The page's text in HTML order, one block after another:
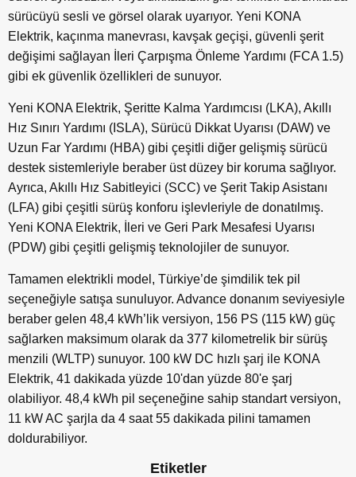
sürücüyü sesli ve görsel olarak uyarıyor. Yeni KONA
Elektrik, kaçınma manevrası, kavşak geçişi, güvenli şerit
değişimi sağlayan İleri Çarpışma Önleme Yardımı (FCA 1.5)
gibi ek güvenlik özellikleri de sunuyor.
Yeni KONA Elektrik, Şeritte Kalma Yardımcısı (LKA), Akıllı
Hız Sınırı Yardımı (ISLA), Sürücü Dikkat Uyarısı (DAW) ve
Uzun Far Yardımı (HBA) gibi çeşitli diğer gelişmiş sürücü
destek sistemleriyle beraber üst düzey bir koruma sağlıyor.
Ayrıca, Akıllı Hız Sabitleyici (SCC) ve Şerit Takip Asistanı
(LFA) gibi çeşitli sürüş konforu işlevleriyle de donatılmış.
Yeni KONA Elektrik, İleri ve Geri Park Mesafesi Uyarısı
(PDW) gibi çeşitli gelişmiş teknolojiler de sunuyor.
Tamamen elektrikli model, Türkiye’de şimdilik tek pil
seçeneğiyle satışa sunuluyor. Advance donanım seviyesiyle
beraber gelen 48,4 kWh’lik versiyon, 156 PS (115 kW) güç
sağlarken maksimum olarak da 377 kilometrelik bir sürüş
menzili (WLTP) sunuyor. 100 kW DC hızlı şarj ile KONA
Elektrik, 41 dakikada yüzde 10'dan yüzde 80'e şarj
olabiliyor. 48,4 kWh pil seçeneğine sahip standart versiyon,
11 kW AC şarjla da 4 saat 55 dakikada pilini tamamen
doldurabiliyor.
Etiketler